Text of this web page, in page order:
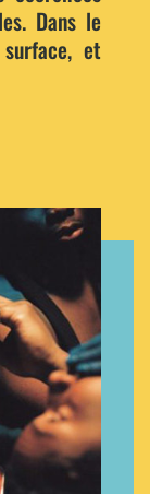
Dans le
et